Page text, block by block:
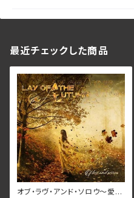
最近チェックした商品
オブ・ラヴ・アンド・ソロウ～愛と